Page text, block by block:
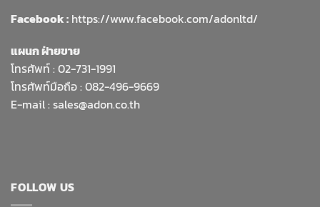
Facebook : https://www.facebook.com/adonltd/
แผนก ฝ่ายขาย
โทรศัพท์ : 02-731-1991
โทรศัพท์มือถือ : 082-496-9669
E-mail : sales@adon.co.th
FOLLOW US